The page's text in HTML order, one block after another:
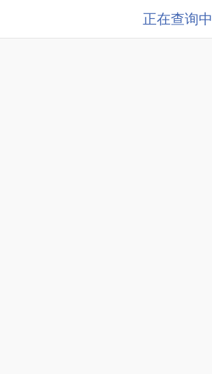
正在查询中